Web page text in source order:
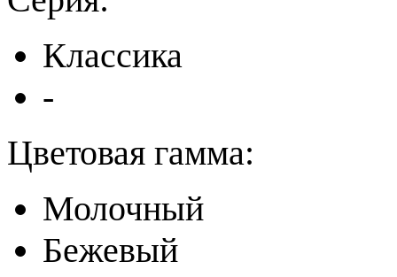
Классика
-
Цветовая гамма:
Молочный
Бежевый